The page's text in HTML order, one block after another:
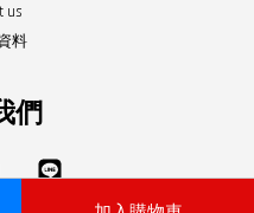
us
料
們
Instagram